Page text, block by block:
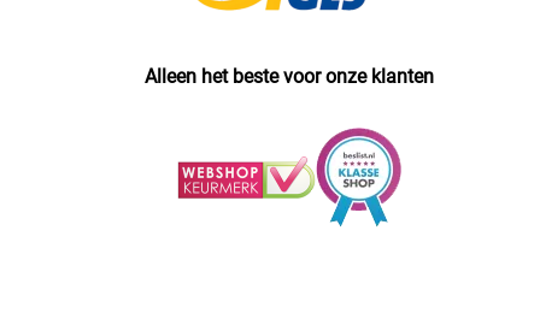
Alleen het beste voor onze klanten